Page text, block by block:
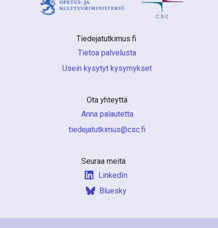
Tiedejatutkimus.fi
Tietoa palvelusta
Usein kysytyt kysymykset
Ota yhteyttä
Anna palautetta
if.csc@sumiktutajedeit
Seuraa meitä
LinkedIn
Bluesky